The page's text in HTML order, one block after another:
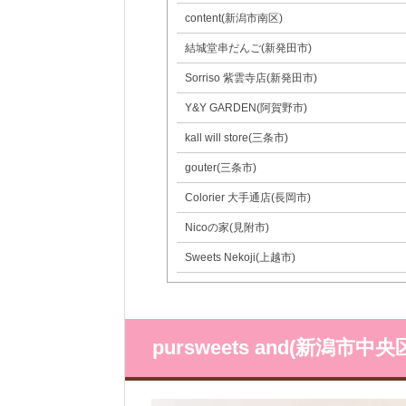
content(新潟市南区)
結城堂串だんご(新発田市)
Sorriso 紫雲寺店(新発田市)
Y&Y GARDEN(阿賀野市)
kall will store(三条市)
gouter(三条市)
Colorier 大手通店(長岡市)
Nicoの家(見附市)
Sweets Nekoji(上越市)
pursweets and(新潟市中央